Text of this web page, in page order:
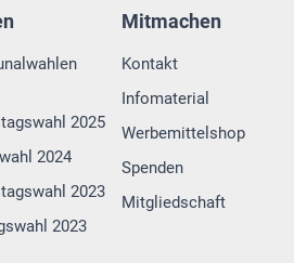
2025
2024
2023
2023
Mitmachen
Kontakt
Infomaterial
Werbemittelshop
Spenden
Mitgliedschaft